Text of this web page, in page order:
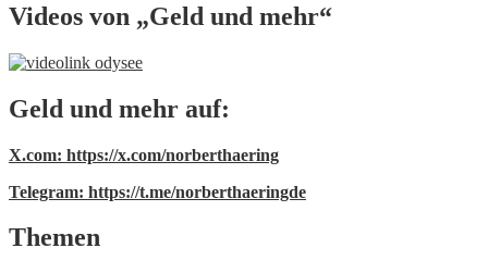
Videos von „Geld und mehr“
Geld und mehr auf:
X.com: https://x.com/norberthaering
Telegram: https://t.me/norberthaeringde
Themen